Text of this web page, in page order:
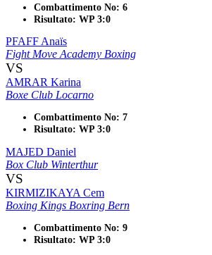
Combattimento No: 6
Risultato: WP 3:0
PFAFF Anaïs
Fight Move Academy Boxing
VS
AMRAR Karina
Boxe Club Locarno
Combattimento No: 7
Risultato: WP 3:0
MAJED Daniel
Box Club Winterthur
VS
KIRMIZIKAYA Cem
Boxing Kings Boxring Bern
Combattimento No: 9
Risultato: WP 3:0